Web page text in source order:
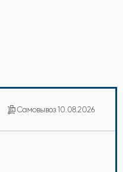
Самовывоз 10.08.2026